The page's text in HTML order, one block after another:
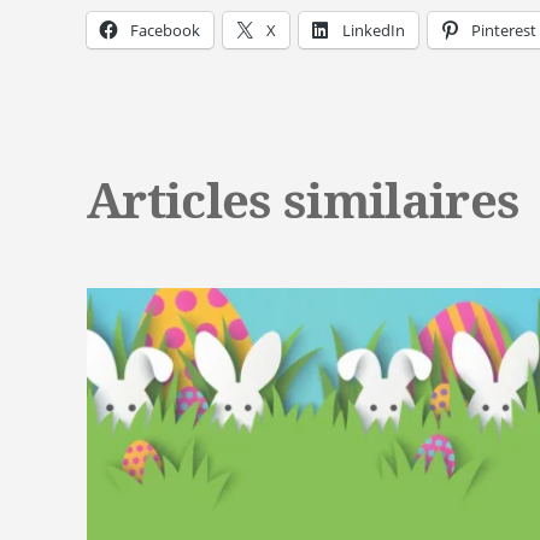
Facebook X LinkedIn Pinterest
Articles similaires